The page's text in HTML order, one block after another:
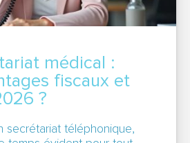
médical :
fiscaux et
?
secrétariat téléphonique,